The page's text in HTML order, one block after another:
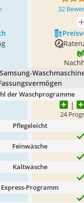
32
der Waschprogramme
24
Pflegeleicht
Feinwäsche
Kaltwäsche
Express-Programm